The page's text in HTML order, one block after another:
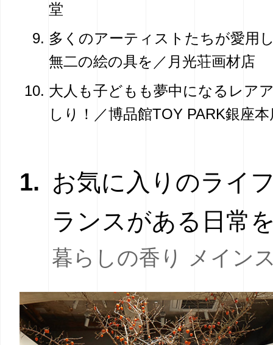
堂
多くのアーティストたちが愛用
無二の絵の具を／月光荘画材店
大人も子どもも夢中になるレア
しり！／博品館TOY PARK銀座本
1. お気に入りのライ
ランスがある日常
暮らしの香り メイン